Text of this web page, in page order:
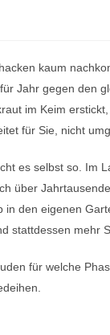
kaum
Jahr gegen den
im Keim
für Sie, nicht
es selbst so. Im
über
den eigenen
stattdessen mehr
für welche